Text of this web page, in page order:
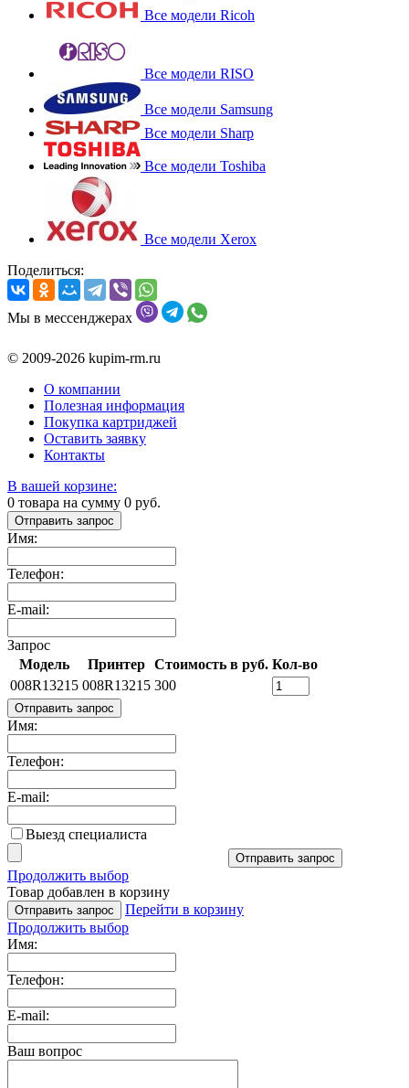
Все модели Ricoh
Все модели RISO
Все модели Samsung
Все модели Sharp
Все модели Toshiba
Все модели Xerox
Поделиться:
Мы в мессенджерах
© 2009-2026 kupim-rm.ru
О компании
Полезная информация
Покупка картриджей
Оставить заявку
Контакты
В вашей корзине:
0 товара на сумму 0 руб.
Отправить запрос
Имя:
Телефон:
E-mail:
Запрос
Модель
Принтер Стоимость в руб. Кол-во
008R13215 008R13215 300
Отправить запрос
Имя:
Телефон:
E-mail:
Выезд специалиста
Отправить запрос
Продолжить выбор
Товар добавлен в корзину
Отправить запрос
Перейти в корзину
Продолжить выбор
Имя:
Телефон:
E-mail:
Ваш вопрос